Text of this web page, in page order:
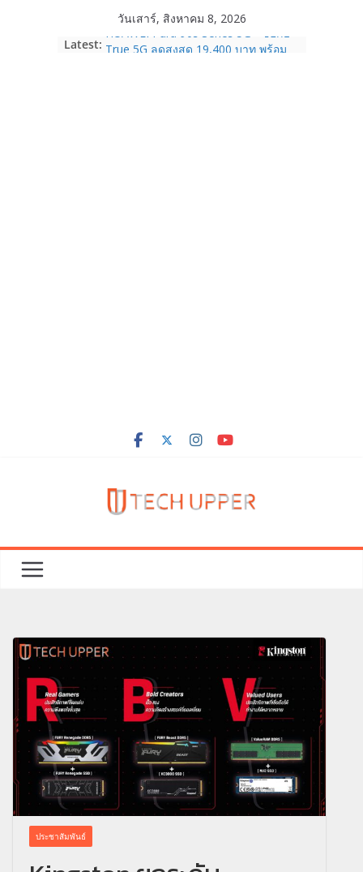
วันเสาร์, สิงหาคม 8, 2026
Latest: HUAWEI Pura 90s Series 5G+ ซื้อกับ
ประชาสัมพันธ์